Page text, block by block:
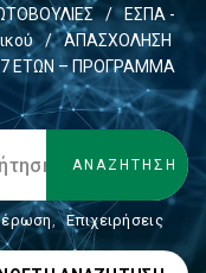
/
ΕΣΠΑ -
/
ΑΠΑΣΧΟΛΗΣΗ
ΕΤΩΝ – ΠΡΟΓΡΑΜΜΑ
, Επιχειρήσεις